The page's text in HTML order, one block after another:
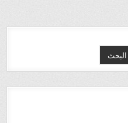
البحث